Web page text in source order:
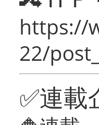
https://
22/
✅連載